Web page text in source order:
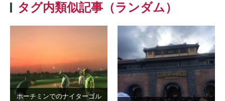
タグ内類似記事（ランダム）
ホーチミンでのナイターゴル